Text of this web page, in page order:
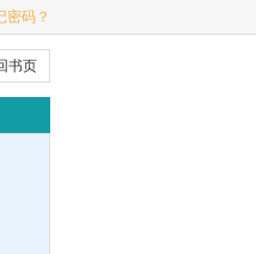
密码？
书页